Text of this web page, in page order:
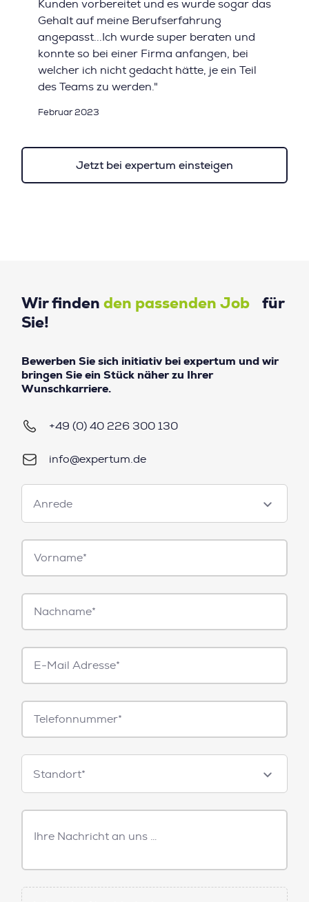
Kunden vorbereitet und es wurde sogar das
Gehalt auf meine Berufserfahrung
angepasst...Ich wurde super beraten und
konnte so bei einer Firma anfangen, bei
welcher ich nicht gedacht hätte, je ein Teil
des Teams zu werden."
Februar 2023
Jetzt bei expertum einsteigen
Wir finden den passenden Job für
Sie!
Bewerben Sie sich initiativ bei expertum und wir
bringen Sie ein Stück näher zu Ihrer
Wunschkarriere.
+49 (0) 40 226 300 130
info@expertum.de
Anrede
Anrede
Vorname*
Nachname*
E-
Mail*
Telefonnummer
Standorte
Standort*
Freitext
Nachricht